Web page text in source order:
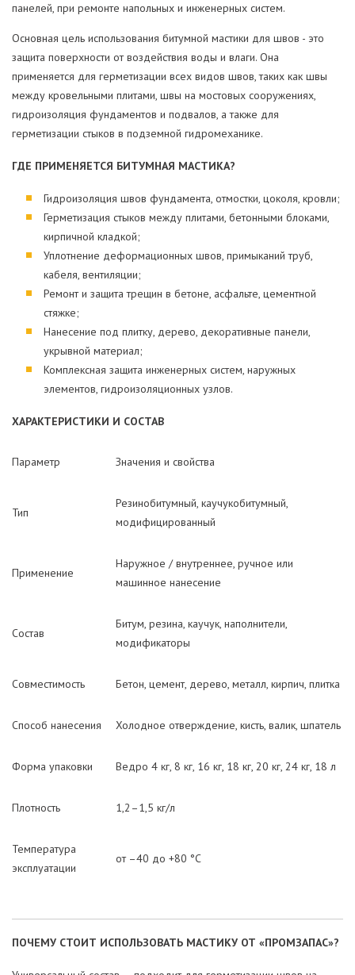
панелей, при ремонте напольных и инженерных систем.
Основная цель использования битумной мастики для швов - это
защита поверхности от воздействия воды и влаги. Она
применяется для герметизации всех видов швов, таких как швы
между кровельными плитами, швы на мостовых сооружениях,
гидроизоляция фундаментов и подвалов, а также для
герметизации стыков в подземной гидромеханике.
ГДЕ ПРИМЕНЯЕТСЯ БИТУМНАЯ МАСТИКА?
Гидроизоляция швов фундамента, отмостки, цоколя, кровли;
Герметизация стыков между плитами, бетонными блоками,
кирпичной кладкой;
Уплотнение деформационных швов, примыканий труб,
кабеля, вентиляции;
Ремонт и защита трещин в бетоне, асфальте, цементной
стяжке;
Нанесение под плитку, дерево, декоративные панели,
укрывной материал;
Комплексная защита инженерных систем, наружных
элементов, гидроизоляционных узлов.
ХАРАКТЕРИСТИКИ И СОСТАВ
Параметр Значения и свойства
Тип
Резинобитумный, каучукобитумный,
модифицированный
Применение
Наружное / внутреннее, ручное или
машинное нанесение
Состав
Битум, резина, каучук, наполнители,
модификаторы
Совместимость Бетон, цемент, дерево, металл, кирпич, плитка
Способ нанесения Холодное отверждение, кисть, валик, шпатель
Форма упаковки Ведро 4 кг, 8 кг, 16 кг, 18 кг, 20 кг, 24 кг, 18 л
Плотность 1,2–1,5 кг/л
Температура
эксплуатации
от –40 до +80 °C
ПОЧЕМУ СТОИТ ИСПОЛЬЗОВАТЬ МАСТИКУ ОТ «ПРОМЗАПАС»?